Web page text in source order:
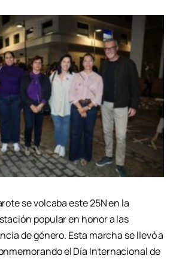
se volcaba este 25N en la
popular en honor a las
de género. Esta marcha se llevó a
el Día Internacional de